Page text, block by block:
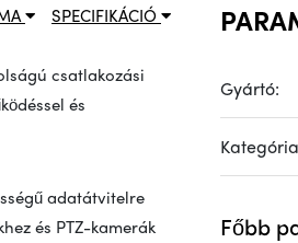
SPECIFIKÁCIÓ
csatlakozási
és
adatátvitelre
és PTZ-kamerák
Gyártó:
Főbb